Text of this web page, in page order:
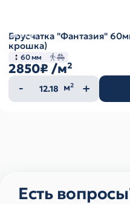
Брусчатка "Фантазия"
крошка)
60 мм
2850₽ /м²
Количество
товара
м²
Есть